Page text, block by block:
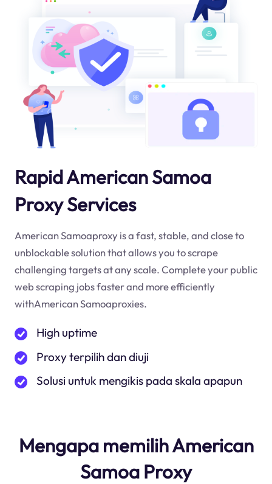
Rapid American Samoa
Proxy Services
American Samoaproxy is a fast, stable, and close to
unblockable solution that allows you to scrape
challenging targets at any scale. Complete your public
web scraping jobs faster and more efficiently
withAmerican Samoaproxies.
High uptime
Proxy terpilih dan diuji
Solusi untuk mengikis pada skala apapun
Mengapa memilih American
Samoa Proxy